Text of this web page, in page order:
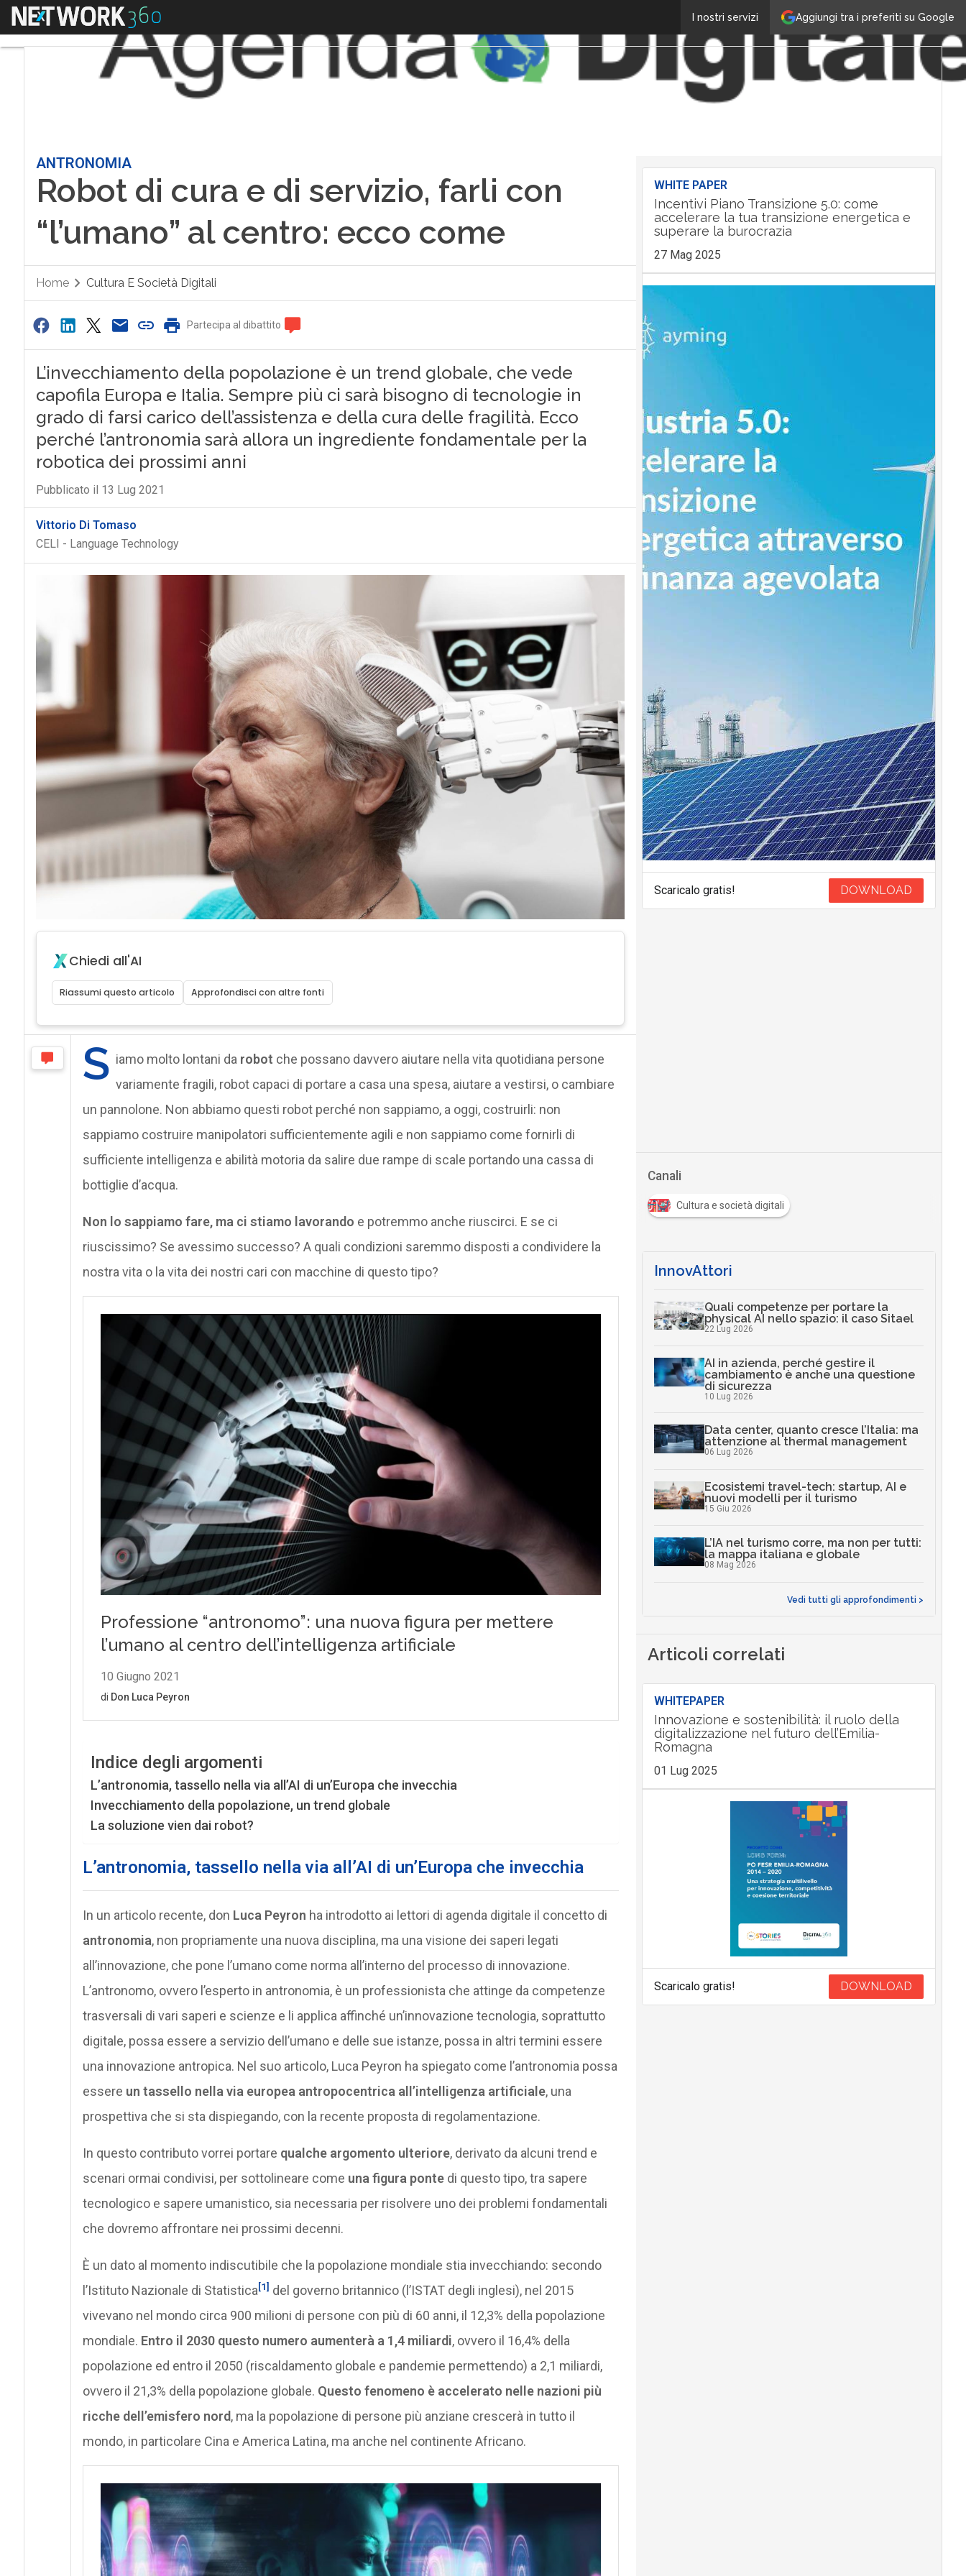
Aggiungi tra i preferiti su Google
I nostri servizi
Menu
ANTRONOMIA
Robot di cura e di servizio, farli con
“l’umano” al centro: ecco come
Home Cultura E Società Digitali
Partecipa al dibattito
L’invecchiamento della popolazione è un trend globale, che vede
capofila Europa e Italia. Sempre più ci sarà bisogno di tecnologie in
grado di farsi carico dell’assistenza e della cura delle fragilità. Ecco
perché l’antronomia sarà allora un ingrediente fondamentale per la
robotica dei prossimi anni
Pubblicato il 13 Lug 2021
Vittorio Di Tomaso
CELI - Language Technology
Chiedi all'AI
Riassumi questo articolo Approfondisci con altre fonti
S iamo molto lontani da robot che possano davvero aiutare nella vita quotidiana persone
variamente fragili, robot capaci di portare a casa una spesa, aiutare a vestirsi, o cambiare
un pannolone. Non abbiamo questi robot perché non sappiamo, a oggi, costruirli: non
sappiamo costruire manipolatori sufficientemente agili e non sappiamo come fornirli di
sufficiente intelligenza e abilità motoria da salire due rampe di scale portando una cassa di
bottiglie d’acqua.
Non lo sappiamo fare, ma ci stiamo lavorando e potremmo anche riuscirci. E se ci
riuscissimo? Se avessimo successo? A quali condizioni saremmo disposti a condividere la
nostra vita o la vita dei nostri cari con macchine di questo tipo?
Indice degli argomenti
L’antronomia, tassello nella via all’AI di un’Europa che invecchia
Invecchiamento della popolazione, un trend globale
La soluzione vien dai robot?
L’antronomia, tassello nella via all’AI di un’Europa che invecchia
In un articolo recente, don Luca Peyron ha introdotto ai lettori di agenda digitale il concetto di
antronomia, non propriamente una nuova disciplina, ma una visione dei saperi legati
all’innovazione, che pone l’umano come norma all’interno del processo di innovazione.
L’antronomo, ovvero l’esperto in antronomia, è un professionista che attinge da competenze
trasversali di vari saperi e scienze e li applica affinché un’innovazione tecnologia, soprattutto
digitale, possa essere a servizio dell’umano e delle sue istanze, possa in altri termini essere
una innovazione antropica. Nel suo articolo, Luca Peyron ha spiegato come l’antronomia possa
essere un tassello nella via europea antropocentrica all’intelligenza artificiale, una
prospettiva che si sta dispiegando, con la recente proposta di regolamentazione.
In questo contributo vorrei portare qualche argomento ulteriore, derivato da alcuni trend e
scenari ormai condivisi, per sottolineare come una figura pontedi questo tipo, tra sapere
tecnologico e sapere umanistico, sia necessaria per risolvere uno dei problemi fondamentali
che dovremo affrontare nei prossimi decenni.
È un dato al momento indiscutibile che la popolazione mondiale stia invecchiando: secondo
l’Istituto Nazionale di Statistica[1] del governo britannico (l’ISTAT degli inglesi), nel 2015
vivevano nel mondo circa 900 milioni di persone con più di 60 anni, il 12,3% della popolazione
mondiale. Entro il 2030 questo numero aumenterà a 1,4 miliardi, ovvero il 16,4% della
popolazione ed entro il 2050 (riscaldamento globale e pandemie permettendo) a 2,1 miliardi,
ovvero il 21,3% della popolazione globale. Questo fenomeno è accelerato nelle nazioni più
ricche dell’emisfero nord, ma la popolazione di persone più anziane crescerà in tutto il
mondo, in particolare Cina e America Latina, ma anche nel continente Africano.
WHITE PAPER
Incentivi Piano Transizione 5.0: come
accelerare la tua transizione energetica e
superare la burocrazia
27 Mag 2025
Scaricalo gratis! DOWNLOAD
Canali
Cultura e società digitali
InnovAttori
Quali competenze per portare la
physical AI nello spazio: il caso Sitael
22 Lug 2026
AI in azienda, perché gestire il
cambiamento è anche una questione
di sicurezza
10 Lug 2026
Data center, quanto cresce l’Italia: ma
attenzione al thermal management
06 Lug 2026
Ecosistemi travel-tech: startup, AI e
nuovi modelli per il turismo
15 Giu 2026
L’IA nel turismo corre, ma non per tutti:
la mappa italiana e globale
08 Mag 2026
Vedi tutti gli approfondimenti >
Articoli correlati
WHITEPAPER
Innovazione e sostenibilità: il ruolo della
digitalizzazione nel futuro dell’Emilia-
Romagna
01 Lug 2025
Scaricalo gratis! DOWNLOAD